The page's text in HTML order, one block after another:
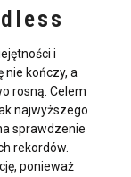
i
nie kończy, a
rosną. Celem
najwyższego
sprawdzenie
rekordów.
ponieważ